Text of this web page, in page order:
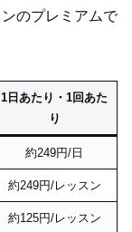
のプレミアムで
1日あたり・1回あた
り
約249円/日
約249円/レッスン
約125円/レッスン